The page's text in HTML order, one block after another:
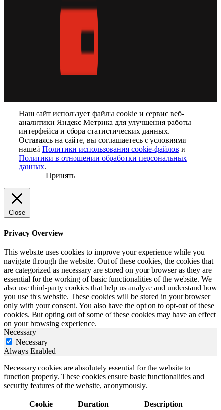
Наш сайт использует файлы cookie и сервис веб-
аналитики Яндекс Метрика для улучшения работы
интерфейса и сбора статистических данных.
Оставаясь на сайте, вы соглашаетесь с условиями
нашей Политики использования cookie-файлов и
Политики в отношении обработки персональных
данных.
Принять
Close
Privacy Overview
This website uses cookies to improve your experience while you
navigate through the website. Out of these cookies, the cookies that
are categorized as necessary are stored on your browser as they are
essential for the working of basic functionalities of the website. We
also use third-party cookies that help us analyze and understand how
you use this website. These cookies will be stored in your browser
only with your consent. You also have the option to opt-out of these
cookies. But opting out of some of these cookies may have an effect
on your browsing experience.
Necessary
Necessary
Always Enabled
Necessary cookies are absolutely essential for the website to
function properly. These cookies ensure basic functionalities and
security features of the website, anonymously.
Cookie Duration Description